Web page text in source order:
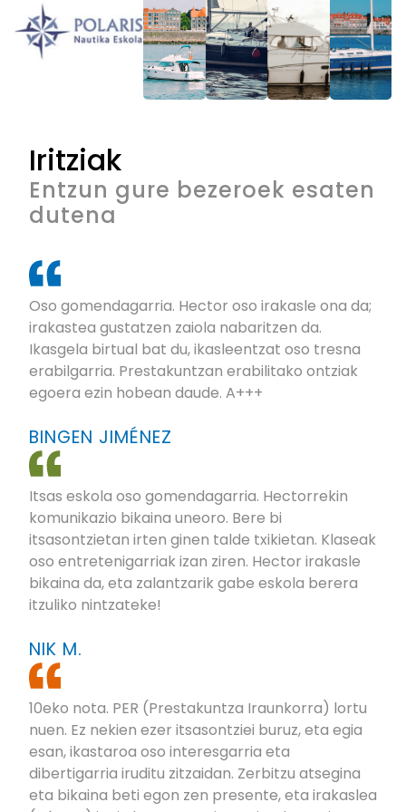
Iritziak
Entzun gure bezeroek esaten
dutena
Oso gomendagarria. Hector oso irakasle ona da;
irakastea gustatzen zaiola nabaritzen da.
Ikasgela birtual bat du, ikasleentzat oso tresna
erabilgarria. Prestakuntzan erabilitako ontziak
egoera ezin hobean daude. A+++
BINGEN JIMÉNEZ
Itsas eskola oso gomendagarria. Hectorrekin
komunikazio bikaina uneoro. Bere bi
itsasontzietan irten ginen talde txikietan. Klaseak
oso entretenigarriak izan ziren. Hector irakasle
bikaina da, eta zalantzarik gabe eskola berera
itzuliko nintzateke!
NIK M.
10eko nota. PER (Prestakuntza Iraunkorra) lortu
nuen. Ez nekien ezer itsasontziei buruz, eta egia
esan, ikastaroa oso interesgarria eta
dibertigarria iruditu zitzaidan. Zerbitzu atsegina
eta bikaina beti egon zen presente, eta irakaslea